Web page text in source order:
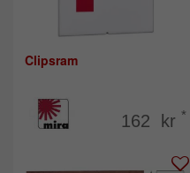
Clipsram
162 kr *